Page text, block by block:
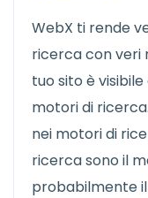
WebX ti rende
ricerca con veri
tuo sito è
motori di
nei motori di
ricerca sono il
probabilmente